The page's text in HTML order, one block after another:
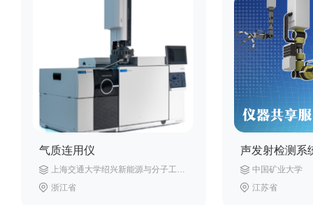
气质连用仪
上海交通大学绍兴新能源与分子工程研究院
浙江省
声发射检测系
中国矿业大学
江苏省